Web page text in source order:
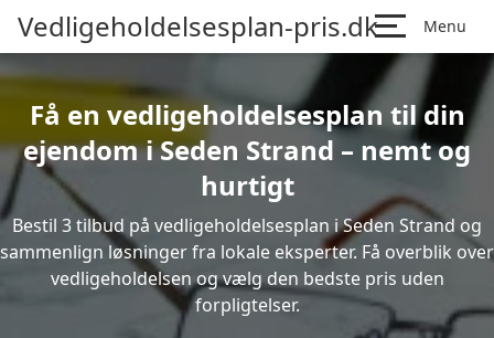
Vedligeholdelsesplan-pris.dk Menu
Få en vedligeholdelsesplan til din
ejendom i Seden Strand – nemt og
hurtigt
Bestil 3 tilbud på vedligeholdelsesplan i Seden Strand og
sammenlign løsninger fra lokale eksperter. Få overblik over
vedligeholdelsen og vælg den bedste pris uden
forpligtelser.